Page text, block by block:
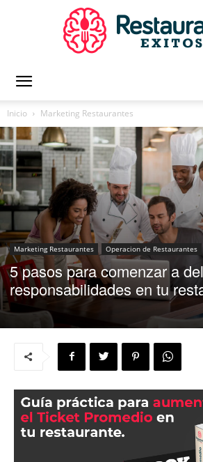
Exitosos
|
Inicio Marketing Restaurantes
Marketing Restaurantes Operacion de Restaurantes
5 pasos para comenzar a
responsabilidades en tu